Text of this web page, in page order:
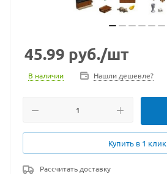
45.99 руб./шт
В наличии Нашли дешевле?
Купить в 1 клик
Рассчитать доставку